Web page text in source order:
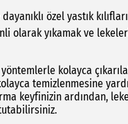
özel yastık
olarak yıkamak ve
yöntemlerle kolayca
temizlenmesine
keyfinizin ardından,